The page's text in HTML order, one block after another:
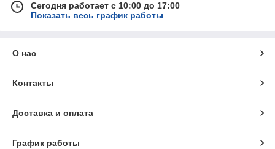
Сегодня работает с 10:00 до 17:00
Показать весь график работы
О нас
Контакты
Доставка и оплата
График работы